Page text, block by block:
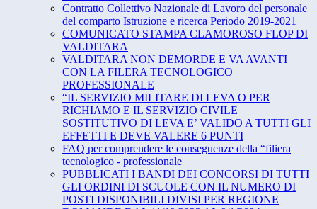
Contratto Collettivo Nazionale di Lavoro del personale
del comparto Istruzione e ricerca Periodo 2019-2021
COMUNICATO STAMPA CLAMOROSO FLOP DI
VALDITARA
VALDITARA NON DEMORDE E VA AVANTI
CON LA FILERA TECNOLOGICO
PROFESSIONALE
“IL SERVIZIO MILITARE DI LEVA O PER
RICHIAMO E IL SERVIZIO CIVILE
SOSTITUTIVO DI LEVA E’ VALIDO A TUTTI GLI
EFFETTI E DEVE VALERE 6 PUNTI
FAQ per comprendere le conseguenze della “filiera
tecnologico - professionale
PUBBLICATI I BANDI DEI CONCORSI DI TUTTI
GLI ORDINI DI SCUOLE CON IL NUMERO DI
POSTI DISPONIBILI DIVISI PER REGIONE